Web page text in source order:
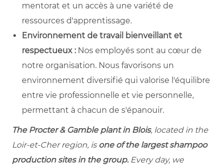
mentorat et un accès à une variété de
ressources d'apprentissage.
Environnement de travail bienveillant et
respectueux : Nos employés sont au cœur de
notre organisation. Nous favorisons un
environnement diversifié qui valorise l'équilibre
entre vie professionnelle et vie personnelle,
permettant à chacun de s'épanouir.
The Procter & Gamble plant in Blois, located in the
Loir-et-Cher region, is one of the largest shampoo
production sites in the group. Every day, we